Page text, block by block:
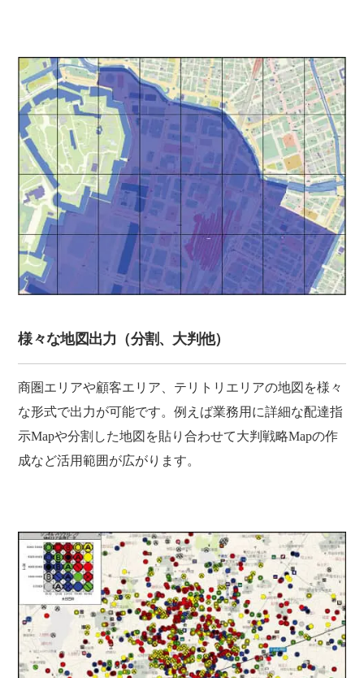
様々な地図出力（分割、大判他）
商圏エリアや顧客エリア、テリトリエリアの地図を様々
な形式で出力が可能です。例えば業務用に詳細な配達指
示Mapや分割した地図を貼り合わせて大判戦略Mapの作
成など活用範囲が広がります。